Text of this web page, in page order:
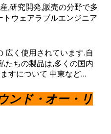
,研究開発,販売の分野で多
トウェアラブルエンジニア
広く使用されています.自
たちの製品は,多くの国内
すについて 中東など...
ンド・オー・リ